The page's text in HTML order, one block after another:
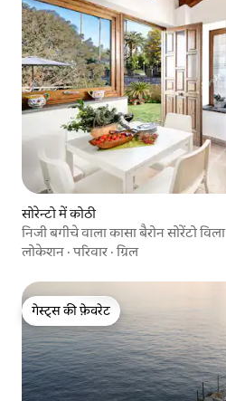
सोरेन्टो में कोठी
निजी बगीचे वाला कासा बैरोन सोरेंटो विला
लोकेशन ·परिवार ·ग्रिल
गेस्ट्स की फ़ेवरेट
गेस्ट्स की फ़ेवरेट